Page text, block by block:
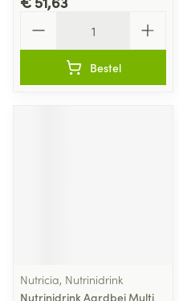
Bestel
Nutricia, Nutrinidrink
Nutrinidrink Aardbei Multi